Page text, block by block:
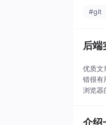
#git
后端
优质
错很有
浏览器
介绍